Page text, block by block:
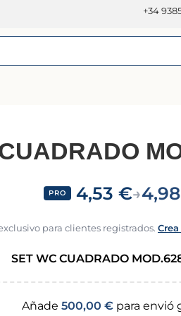
+34
PRO 4,53 €→4,98
para clientes registrados.
SET WC CUADRADO
Añade 500,00 €para envió